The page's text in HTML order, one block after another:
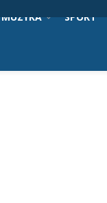
MUZYKA SPORT